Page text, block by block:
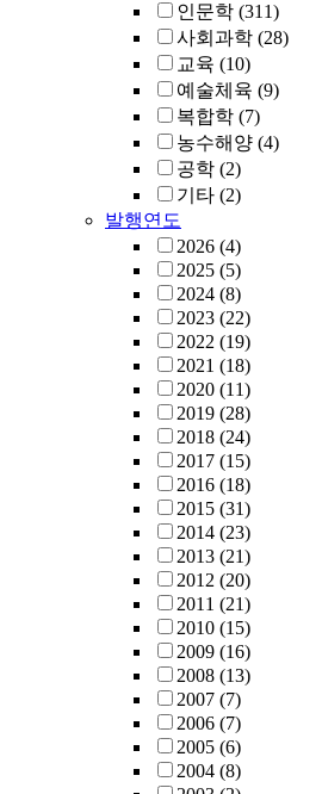
인문학 (311)
사회과학 (28)
교육 (10)
예술체육 (9)
복합학 (7)
농수해양 (4)
공학 (2)
기타 (2)
발행연도
2026 (4)
2025 (5)
2024 (8)
2023 (22)
2022 (19)
2021 (18)
2020 (11)
2019 (28)
2018 (24)
2017 (15)
2016 (18)
2015 (31)
2014 (23)
2013 (21)
2012 (20)
2011 (21)
2010 (15)
2009 (16)
2008 (13)
2007 (7)
2006 (7)
2005 (6)
2004 (8)